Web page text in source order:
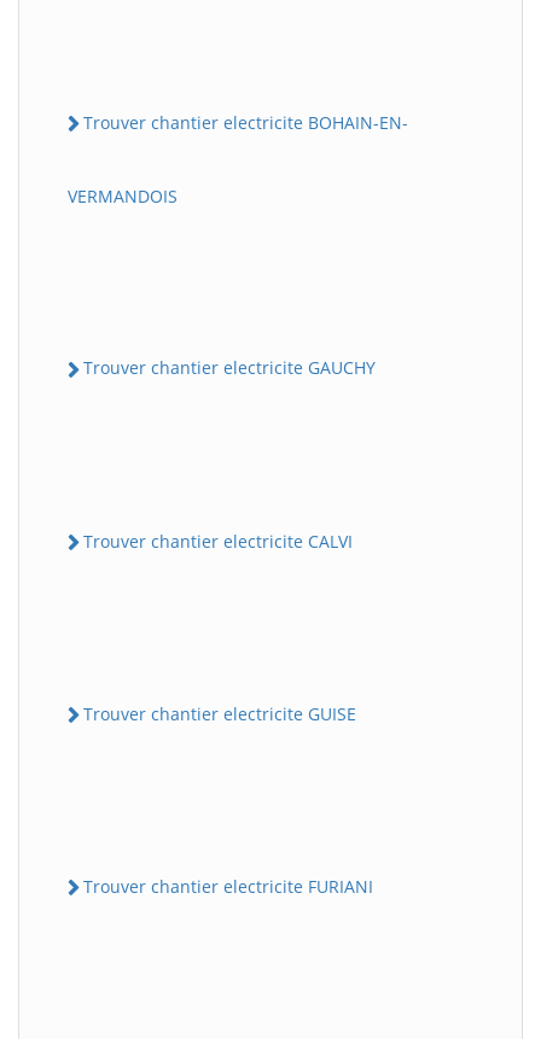
Trouver chantier electricite BOHAIN-EN-
VERMANDOIS
Trouver chantier electricite GAUCHY
Trouver chantier electricite CALVI
Trouver chantier electricite GUISE
Trouver chantier electricite FURIANI